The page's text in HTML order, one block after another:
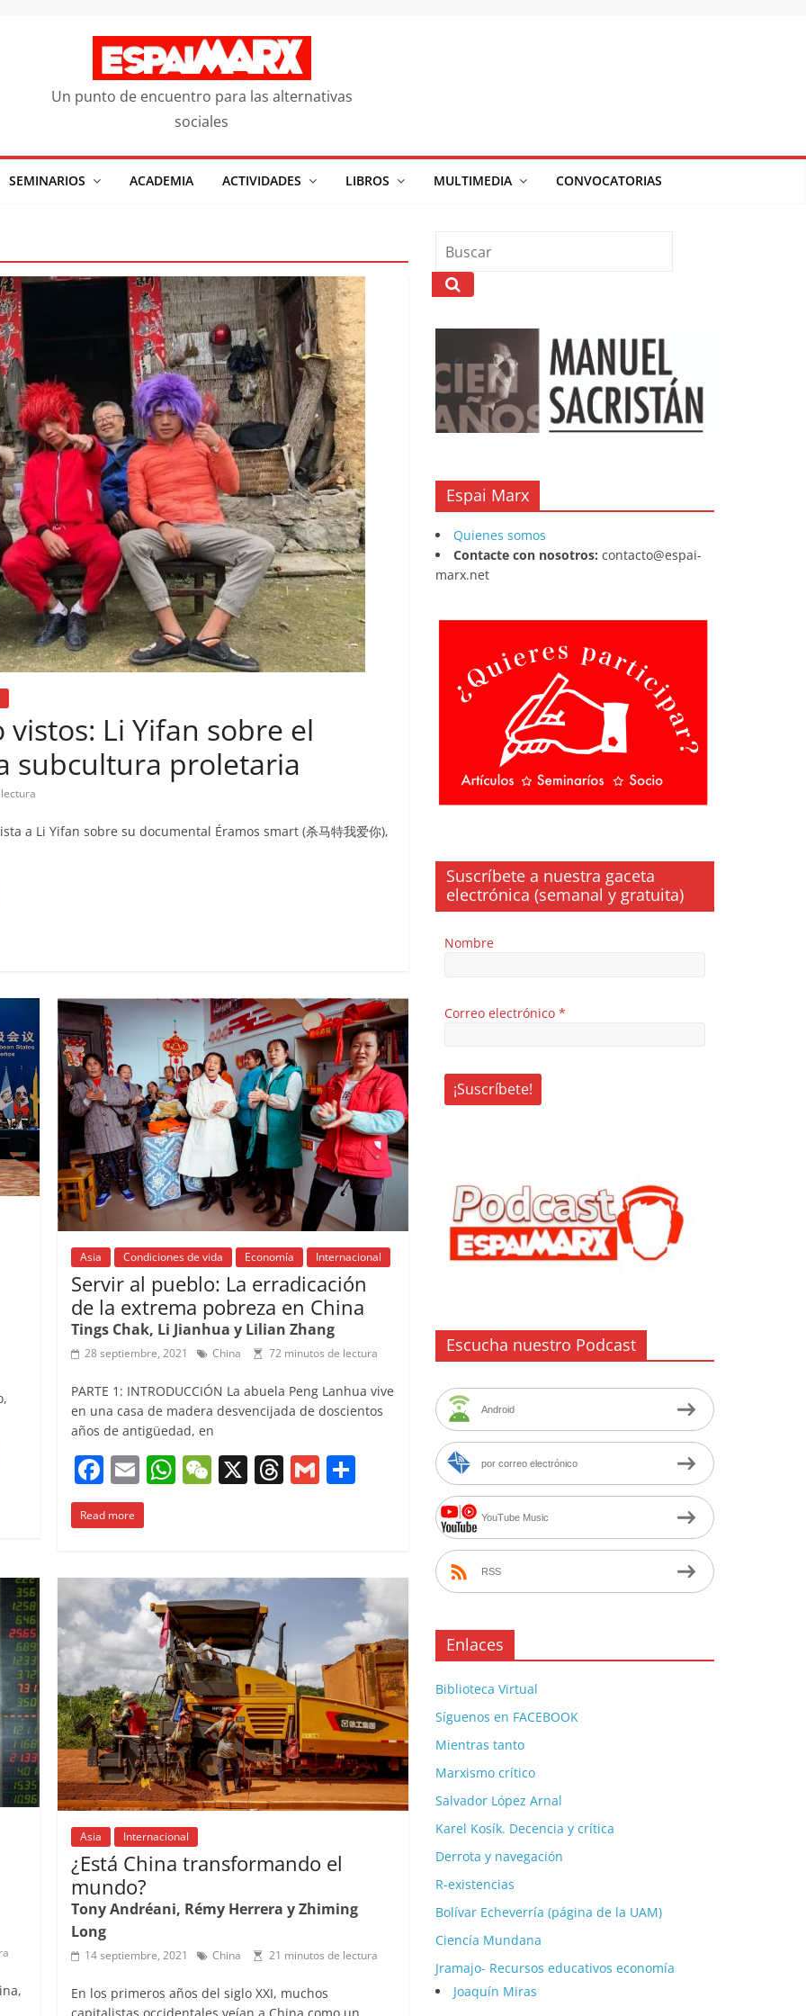
Un punto de encuentro para las alternativas
sociales
SEMINARIOS ACADEMIA ACTIVIDADES LIBROS MULTIMEDIA CONVOCATORIAS
Li Yifan sobre el
subcultura proletaria
a Li Yifan sobre su documental Éramos smart (杀马特我爱你),
Asia Condiciones de vida Economía Internacional
Servir al pueblo: La erradicación
de la extrema pobreza en China
Tings Chak, Li Jianhua y Lilian Zhang
28 septiembre, 2021 China 72 minutos de lectura
PARTE 1: INTRODUCCIÓN La abuela Peng Lanhua vive
en una casa de madera desvencijada de doscientos
años de antigüedad, en
F
a
c
b
o
o
k
E
m
ai
W
A
p
p
W
at
X T
d
s
G
ar
tir
Read more
Asia Internacional
¿Está China transformando el
mundo?
Tony Andréani, Rémy Herrera y Zhiming
Long
14 septiembre, 2021 China 21 minutos de lectura
En los primeros años del siglo XXI, muchos
Espai Marx
Quienes somos
Contacte con nosotros: contacto@espai-
marx.net
Suscríbete a nuestra gaceta
electrónica (semanal y gratuita)
Nombre
Correo electrónico *
Escucha nuestro Podcast
Android
por correo electrónico
YouTube Music
RSS
Enlaces
Biblioteca Virtual
Síguenos en FACEBOOK
Mientras tanto
Marxismo crítico
Salvador López Arnal
Karel Kosík. Decencia y crítica
Derrota y navegación
R-existencias
Bolívar Echeverría (página de la UAM)
Ciencía Mundana
Jramajo- Recursos educativos economía
Joaquín Miras